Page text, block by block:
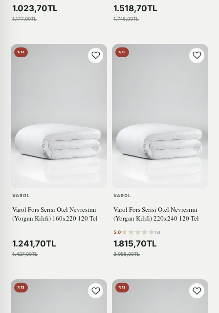
1.023,70TL
1.177,00TL
1.518,70TL
1.746,00TL
%13
VAROL
Varol Fors Serisi Otel Nevresimi
(Yorgan Kılıfı) 160x220 120 Tel
1.241,70TL
1.427,00TL
%13
VAROL
Varol Fors Serisi Otel Nevresimi
(Yorgan Kılıfı) 220x240 120 Tel
5.0 (3)
1.815,70TL
2.088,00TL
%13 %13